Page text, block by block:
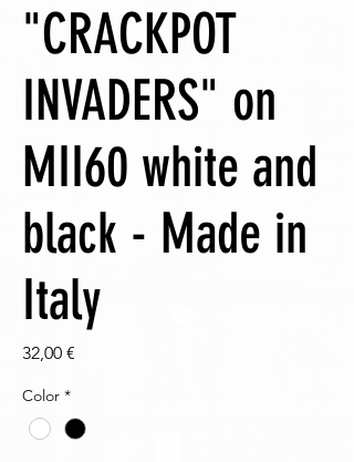
"CRACKPOT
INVADERS" on
MII60 white and
black - Made in
Italy
32,00 €
Color *